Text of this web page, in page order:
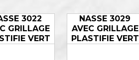
3022
GRILLAGE
VERT
NASSE 3029
AVEC GRILLAGE
PLASTIFIE VERT